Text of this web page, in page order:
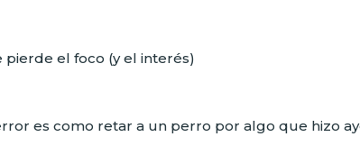
pierde el foco (y el interés)
es como retar a un perro por algo que hizo